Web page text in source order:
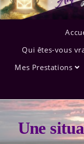
Qui êtes-vous
Mes Prestations
Une